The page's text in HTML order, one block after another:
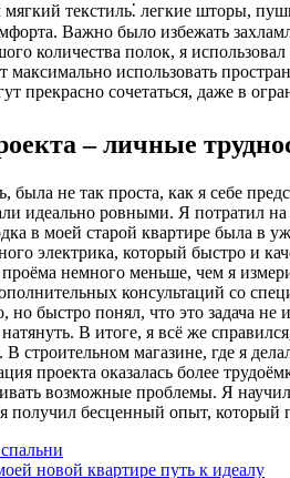
текстиль⁚ легкие шторы,
Важно было избежать
количества полок, я
максимально использовать
прекрасно сочетаться, даже в
– личные
была не так проста, как я себе
идеально ровными. Я потратил
в моей старой квартире была в
электрика, который быстро и
немного меньше, чем я
консультаций со
но быстро понял, что это задача
В итоге, я всё же
строительном магазине, где я
проекта оказалась более
возможные проблемы. Я
получил бесценный опыт, который
новой квартире путь к идеалу